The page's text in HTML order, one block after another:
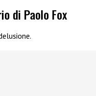
di Paolo Fox